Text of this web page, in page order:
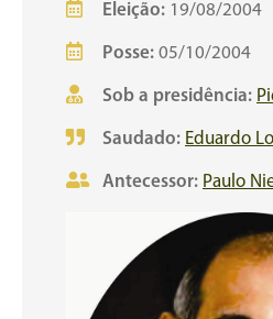
Eleição: 19/08/2004
Posse: 05/10/2004
Sob a presidência:
Saudado: Eduardo
Antecessor: Paulo